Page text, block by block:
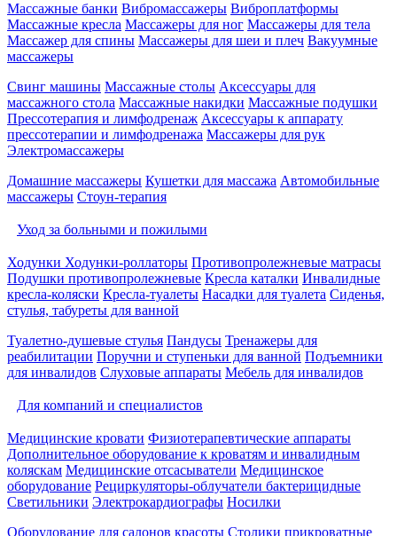
Массажные банки Вибромассажеры Виброплатформы
Массажные кресла Массажеры для ног Массажеры для тела
Массажер для спины Массажеры для шеи и плеч Вакуумные
массажеры
Свинг машины Массажные столы Аксессуары для
массажного стола Массажные накидки Массажные подушки
Прессотерапия и лимфодренаж Аксессуары к аппарату
прессотерапии и лимфодренажа Массажеры для рук
Электромассажеры
Домашние массажеры Кушетки для массажа Автомобильные
массажеры Стоун-терапия
Уход за больными и пожилыми
Ходунки Ходунки-роллаторы Противопролежневые матрасы
Подушки противопролежневые Кресла каталки Инвалидные
кресла-коляски Кресла-туалеты Насадки для туалета Сиденья,
стулья, табуреты для ванной
Туалетно-душевые стулья Пандусы Тренажеры для
реабилитации Поручни и ступеньки для ванной Подъемники
для инвалидов Слуховые аппараты Мебель для инвалидов
Для компаний и специалистов
Медицинские кровати Физиотерапевтические аппараты
Дополнительное оборудование к кроватям и инвалидным
коляскам Медицинские отсасыватели Медицинское
оборудование Рециркуляторы-облучатели бактерицидные
Светильники Электрокардиографы Носилки
Оборудование для салонов красоты Столики прикроватные